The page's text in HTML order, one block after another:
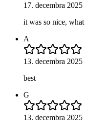
17. decembra 2025
it was so nice,
A
13. decembra 2025
best
G
13. decembra 2025